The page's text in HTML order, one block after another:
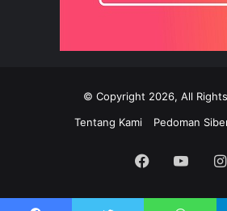
© Copyright 2026, All
Tentang Kami
Pedoman